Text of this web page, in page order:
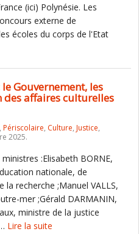
(ici) Polynésie. Les
externe de
écoles du corps de l'Etat
Gouvernement, les
des affaires culturelles
, Périscolaire, Culture, Justice,
2025.
:Elisabeth BORNE,
nationale, de
recherche ;Manuel VALLS,
mer ;Gérald DARMANIN,
ministre de la justice
Lire la suite